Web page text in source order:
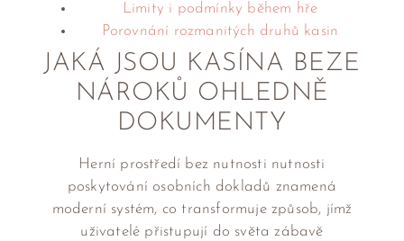
Limity i podmínky během hře
Porovnání rozmanitých druhů kasin
JAKÁ JSOU KASÍNA BEZE
NÁROKŮ OHLEDNĚ
DOKUMENTY
Herní prostředí bez nutnosti nutnosti
poskytování osobních dokladů znamená
moderní systém, co transformuje způsob, jímž
uživatelé přistupují do světa zábavě